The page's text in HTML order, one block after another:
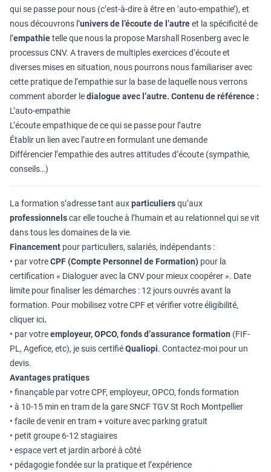
qui se passe pour nous (c’est-à-dire à être en ‘auto-empathie’), et
nous découvrons l’univers de l’écoute de l’autreet la spécificité de
l’empathietelle que nous la propose Marshall Rosenberg avec le
processus CNV. A travers de multiples exercices d’écoute et
diverses mises en situation, nous pourrons nous familiariser avec
cette pratique de l’empathie sur la base de laquelle nous verrons
comment aborder ledialogue avec l’autre. Contenu de référence :
L’auto-empathie
L’écoute empathique de ce qui se passe pour l’autre
Établir un lien avec l’autre en formulant une demande
Différencier l’empathie des autres attitudes d’écoute (sympathie,
conseils…)
La formation s’adresse tant auxparticuliersqu’aux
professionnelscar elle touche à l’humain et au relationnel qui se vit
dans tous les domaines de la vie.
Financement pour particuliers, salariés, indépendants :
• par votreCPF (Compte Personnel de Formation) pour la
certification « Dialoguer avec la CNV pour mieux coopérer ». Date
limite pour finaliser les démarches : 12 jours ouvrés avant la
formation. Pour mobilisez votre CPF et vérifier votre éligibilité,
cliquer ici.
• par votreemployeur, OPCO, fonds d’assurance formation (FIF-
PL, Agefice, etc), je suis certifiéQualiopi. Contactez-moi pour un
devis.
Avantages pratiques
• finançable par votre CPF, employeur, OPCO, fonds formation
• à 10-15 min en tram de la gare SNCF TGV St Roch Montpellier
• facile de venir en tram + voiture avec parking gratuit
• petit groupe 6-12 stagiaires
• espace vert et jardin arboré à côté
• pédagogie fondée sur la pratique et l’expérience